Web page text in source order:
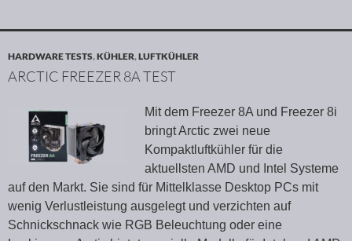
HARDWARE TESTS,KÜHLER,LUFTKÜHLER
ARCTIC FREEZER 8A TEST
Mit dem Freezer 8A und Freezer 8i
bringt Arctic zwei neue
Kompaktluftkühler für die
aktuellsten AMD und Intel Systeme
auf den Markt. Sie sind für Mittelklasse Desktop PCs mit
wenig Verlustleistung ausgelegt und verzichten auf
Schnickschnack wie RGB Beleuchtung oder eine